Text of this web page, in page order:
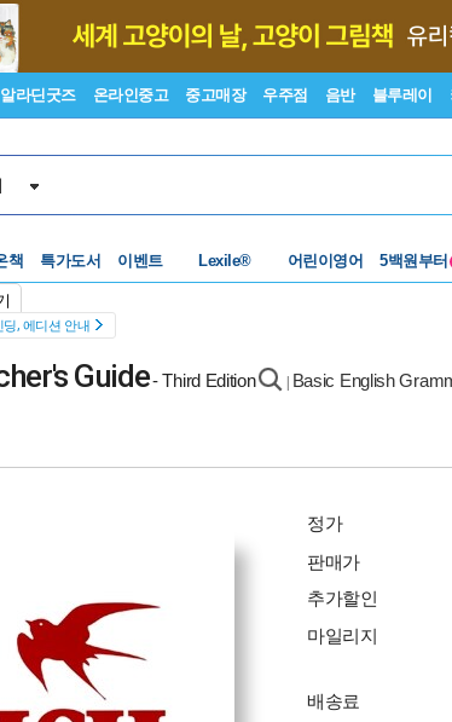
알라딘굿즈 온라인중고 중고매장 우주점 음반 블루레이
책 특가도서 이벤트
Lexile®
어린이영어
5백원부터
딩, 에디션 안내
Guide- Third Edition Basic English
정가
판매가
추가할인
마일리지
배송료